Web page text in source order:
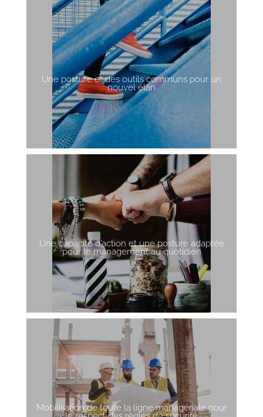
Une posture et des outils communs pour un
nouvel élan
Une capacité d’action et une posture adaptée
pour le management au quotidien
Mobilisation de toute la ligne managériale pour